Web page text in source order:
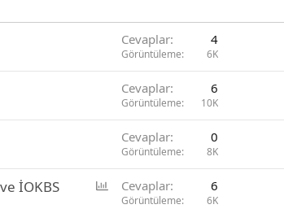
Cevaplar 4
Görüntüleme 6K
Cevaplar 6
Görüntüleme 10K
Cevaplar 0
Görüntüleme 8K
İOKBS
Cevaplar 6
Görüntüleme 6K